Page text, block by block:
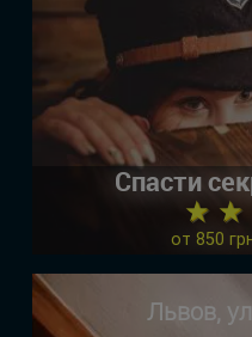
Спасти
★ ★
от 850
Львов,